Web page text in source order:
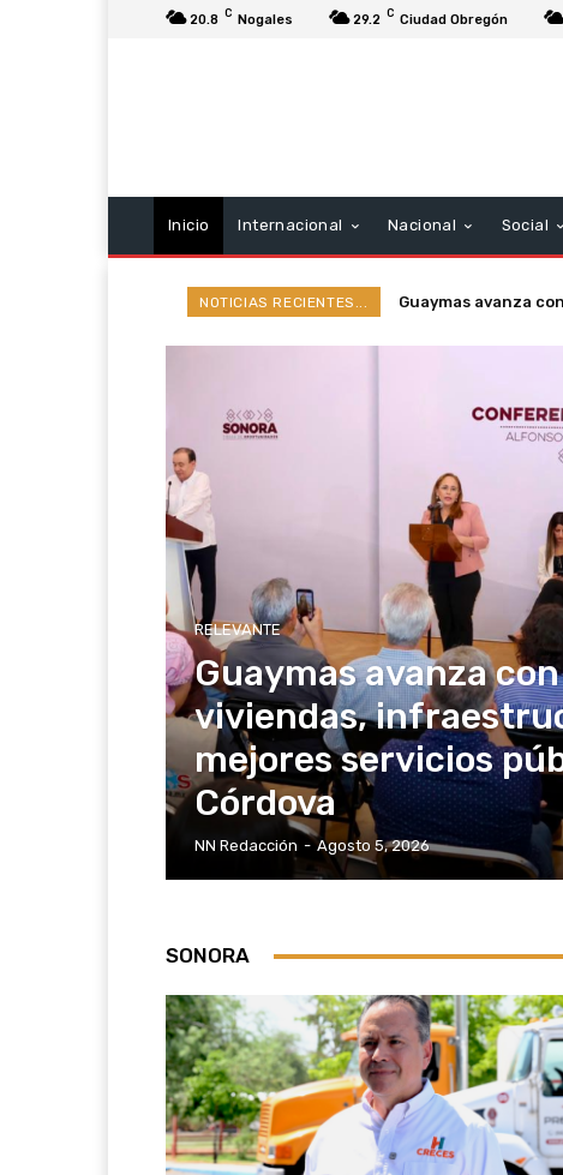
20.8 C Nogales 29.2 C Ciudad Obregón
Inicio Internacional Nacional Social
NOTICIAS RECIENTES... Guaymas avanza
RELEVANTE
Guaymas avanza
viviendas,
mejores servicios
Córdova
NN Redacción - Agosto 5, 2026
SONORA